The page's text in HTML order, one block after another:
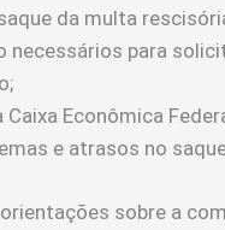
da multa
necessários para
Econômica
e atrasos no
sobre a